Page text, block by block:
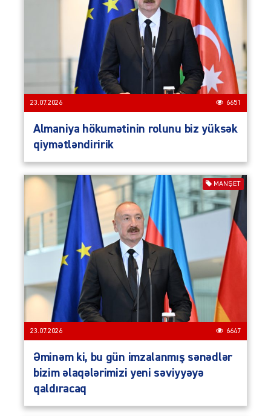
23.07.2026 6651
Almaniya hökumətinin rolunu biz yüksək
qiymətləndiririk
MANŞET
23.07.2026 6647
Əminəm ki, bu gün imzalanmış sənədlər
bizim əlaqələrimizi yeni səviyyəyə
qaldıracaq